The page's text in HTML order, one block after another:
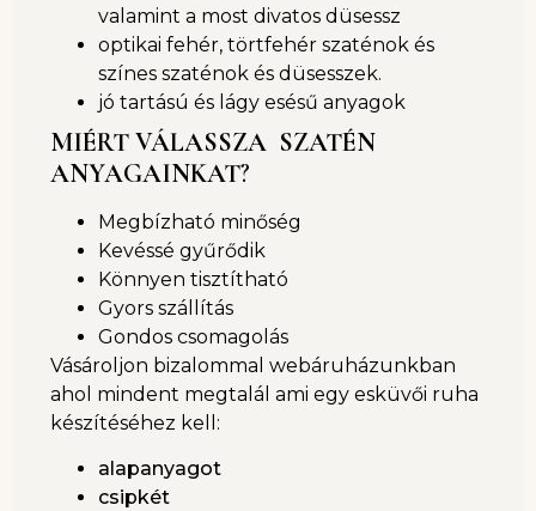
valamint a most divatos düsessz
optikai fehér, törtfehér szaténok és
színes szaténok és düsesszek.
jó tartású és lágy esésű anyagok
MIÉRT VÁLASSZA SZATÉN
ANYAGAINKAT?
Megbízható minőség
Kevéssé gyűrődik
Könnyen tisztítható
Gyors szállítás
Gondos csomagolás
Vásároljon bizalommal webáruházunkban
ahol mindent megtalál ami egy esküvői ruha
készítéséhez kell:
alapanyagot
csipkét